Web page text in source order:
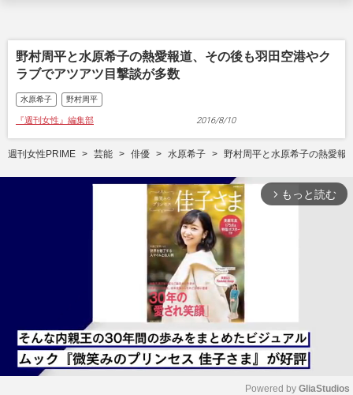
野村周平と水原希子の熱愛報道、その後も羽田空港やク
ラブでアツアツ目撃談が多数
水原希子 野村周平
『週刊女性』編集部 2016/8/10
週刊女性PRIME 芸能 俳優 水原希子 野村周平と水原希子の熱愛報
arrow_forward_ios もっと読む
Powered by GliaStudios